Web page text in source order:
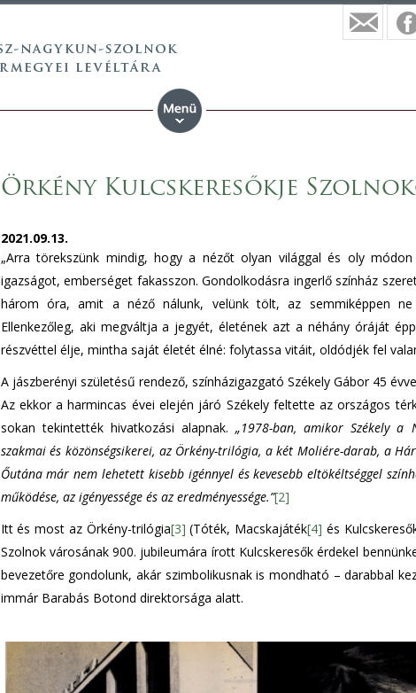
Örkény Kulcskeresőkje
2021.09.13.
„Arra törekszünk mindig, hogy a nézőt olyan világgal és oly
igazságot, emberséget fakasszon. Gondolkodásra ingerlő színház
három óra, amit a néző nálunk, velünk tölt, az semmiképpen ne
Ellenkezőleg, aki megváltja a jegyét, életének azt a néhány óráját
részvéttel élje, mintha saját életét élné: folytassa vitáit, oldódjék fel
A jászberényi születésű rendező, színházigazgató Székely Gábor 45
Az ekkor a harmincas évei elején járó Székely feltette az országos
sokan tekintették hivatkozási alapnak.„1978-ban, amikor Székely a
szakmai és közönségsikerei, az Örkény-trilógia, a két Moliére-darab, a
Őutána már nem lehetett kisebb igénnyel és kevesebb eltökéltséggel
működése, az igényessége és az eredményessége.”[2]
Itt és most az Örkény-trilógia[3] (Tóték, Macskajáték[4] és
Szolnok városának 900. jubileumára írott Kulcskeresők érdekel
bevezetőre gondolunk, akár szimbolikusnak is mondható – darabbal
immár Barabás Botond direktorsága alatt.